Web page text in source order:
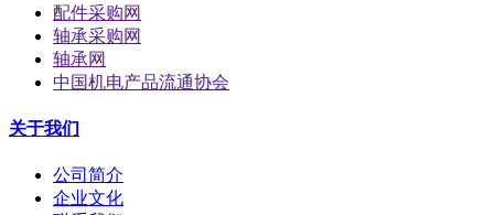
配件采购网
轴承采购网
轴承网
中国机电产品流通协会
关于我们
公司简介
企业文化